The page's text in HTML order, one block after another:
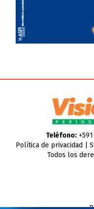
Teléfono:+591
Política de privacidad
Todos los